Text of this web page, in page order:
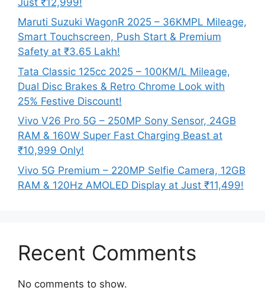
Maruti Suzuki WagonR 2025 – 36KMPL Mileage,
Smart Touchscreen, Push Start & Premium
Safety at ₹3.65 Lakh!
Tata Classic 125cc 2025 – 100KM/L Mileage,
Dual Disc Brakes & Retro Chrome Look with
25% Festive Discount!
Vivo V26 Pro 5G – 250MP Sony Sensor, 24GB
RAM & 160W Super Fast Charging Beast at
₹10,999 Only!
Vivo 5G Premium – 220MP Selfie Camera, 12GB
RAM & 120Hz AMOLED Display at Just ₹11,499!
Recent Comments
No comments to show.